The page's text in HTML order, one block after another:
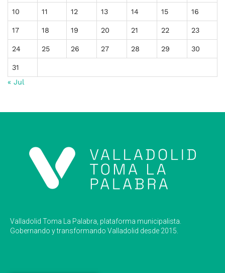
10 11 12 13 14 15 16
17 18 19 20 21 22 23
24 25 26 27 28 29 30
31
« Jul
Valladolid Toma La Palabra, plataforma municipalista.
Gobernando y transformando Valladolid desde 2015.